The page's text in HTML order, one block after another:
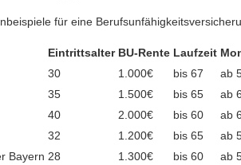
für eine
Eintrittsalter BU-Rente Laufzeit
30 1.000€ bis 67
ab
35 1.500€ bis 65
ab
40 2.000€ bis 60
ab
32 1.200€ bis 65
ab
Bayern 28 1.300€ bis 60 ab